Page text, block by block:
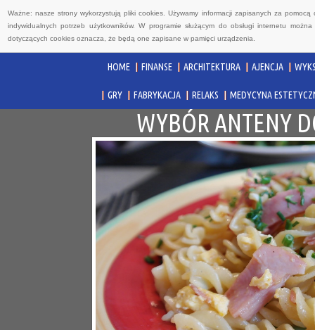
Ważne: nasze strony wykorzystują pliki cookies. Używamy informacji zapisanych za
indywidualnych potrzeb użytkowników. W programie służącym do obsługi internetu
dotyczących cookies oznacza, że będą one zapisane w pamięci urządzenia.
HOME FINANSE ARCHITEKTURA AJENCJA
GRY FABRYKACJA RELAKS MEDYCYNA
WYBÓR ANTENY